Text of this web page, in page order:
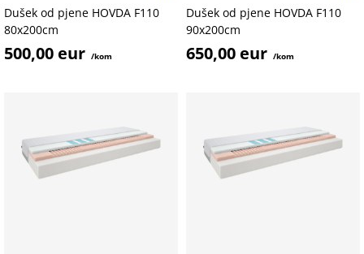
Dušek od pjene HOVDA F110
80x200cm
500,00 eur /kom
Dušek od pjene HOVDA F110
90x200cm
650,00 eur /kom